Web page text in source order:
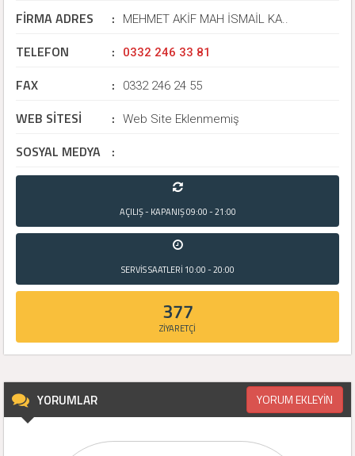
FİRMA ADRES : MEHMET AKİF MAH İSMAİL KA..
TELEFON : 0332 246 33 81
FAX : 0332 246 24 55
WEB SİTESİ : Web Site Eklenmemiş
SOSYAL MEDYA :
AÇILIŞ - KAPANIŞ09:00 - 21:00
SERVİS SAATLERİ 10:00 - 20:00
377
ZİYARETÇİ
YORUMLAR YORUM EKLEYİN